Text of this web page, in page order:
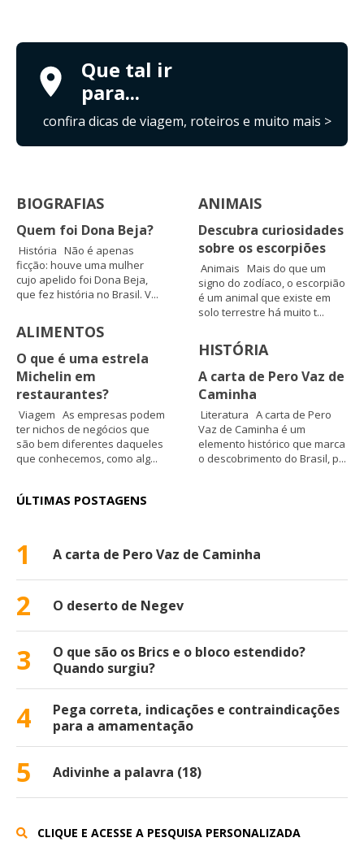
Que tal ir
para...
confira dicas de viagem, roteiros e muito mais >
BIOGRAFIAS
Quem foi Dona Beja?
História Não é apenas
ficção: houve uma mulher
cujo apelido foi Dona Beja,
que fez história no Brasil. V...
ALIMENTOS
O que é uma estrela
Michelin em
restaurantes?
Viagem As empresas podem
ter nichos de negócios que
são bem diferentes daqueles
que conhecemos, como alg...
ANIMAIS
Descubra curiosidades
sobre os escorpiões
Animais Mais do que um
signo do zodíaco, o escorpião
é um animal que existe em
solo terrestre há muito t...
HISTÓRIA
A carta de Pero Vaz de
Caminha
Literatura A carta de Pero
Vaz de Caminha é um
elemento histórico que marca
o descobrimento do Brasil, p...
ÚLTIMAS POSTAGENS
1 A carta de Pero Vaz de Caminha
2 O deserto de Negev
3
O que são os Brics e o bloco estendido?
Quando surgiu?
4
Pega correta, indicações e contraindicações
para a amamentação
5 Adivinhe a palavra (18)
CLIQUE E ACESSE A PESQUISA PERSONALIZADA